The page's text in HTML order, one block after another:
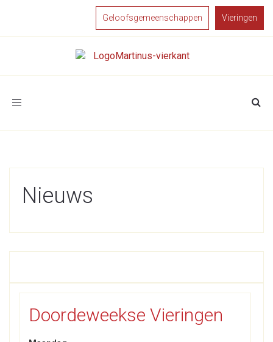
Geloofsgemeenschappen Vieringen
Toggle
Nieuws
Doordeweekse Vieringen